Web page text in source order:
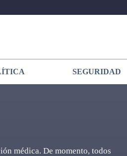
SEGURIDAD
médica. De momento, todos